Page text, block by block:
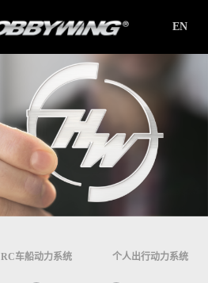
EN
RC车船动力系统 个人出行动力系统